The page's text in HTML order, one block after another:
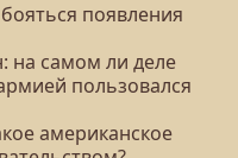
появления
на самом ли деле
пользовался
американское